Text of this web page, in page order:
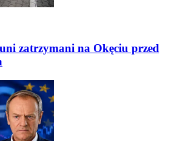
zatrzymani na Okęciu przed